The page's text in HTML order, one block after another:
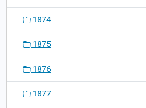
1874
1875
1876
1877